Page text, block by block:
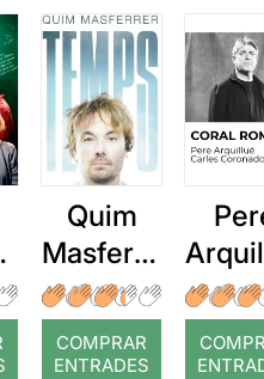
Quim
Masferre
r: Temps
COMPRAR
ENTRADES
: